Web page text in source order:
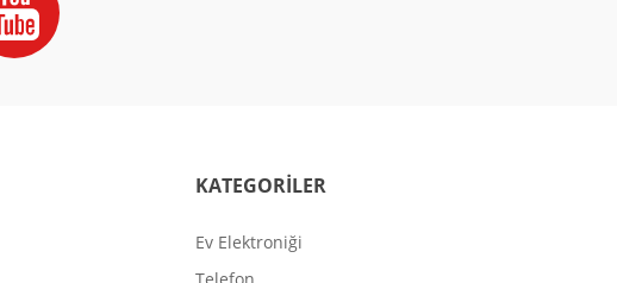
KATEGORİLER
Ev Elektroniği